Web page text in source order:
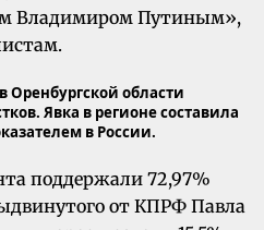
Владимиром Путиным»,
Оренбургской области
Явка в регионе составила
в России.
поддержали 72,97%
от КПРФ Павла